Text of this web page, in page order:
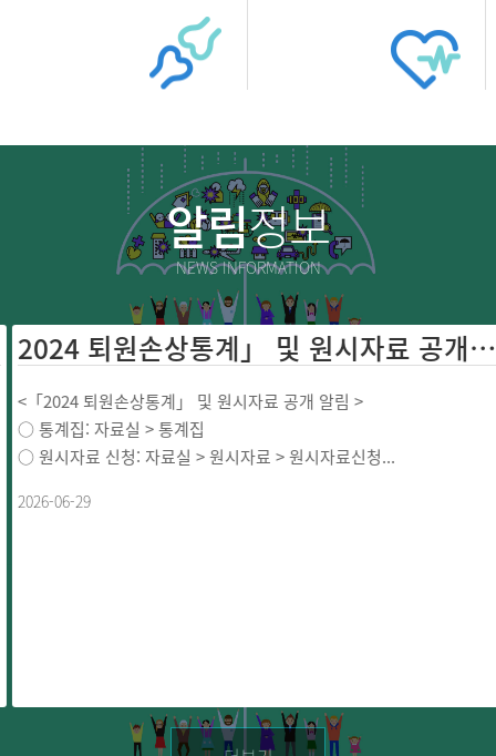
알림정보
NEWS INFORMATION
2024 퇴원손상통계」 및 원시자료 공개 ...
<「2024 퇴원손상통계」 및 원시자료 공개 알림 >
○ 통계집: 자료실 > 통계집
○ 원시자료 신청: 자료실 > 원시자료 > 원시자료신청...
2026-06-29